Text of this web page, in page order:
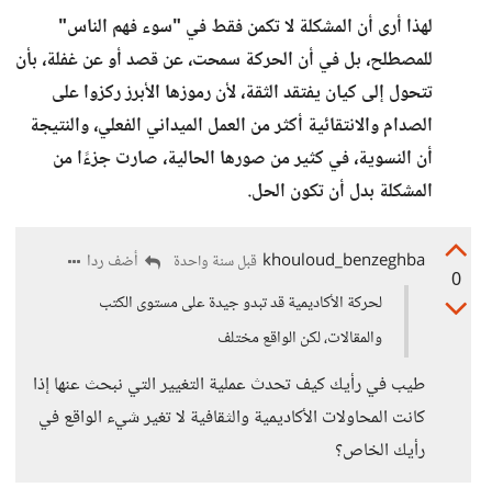
لهذا أرى أن المشكلة لا تكمن فقط في "سوء فهم الناس"
للمصطلح، بل في أن الحركة سمحت، عن قصد أو عن غفلة، بأن
تتحول إلى كيان يفتقد الثقة، لأن رموزها الأبرز ركزوا على
الصدام والانتقائية أكثر من العمل الميداني الفعلي، والنتيجة
أن النسوية، في كثير من صورها الحالية، صارت جزءًا من
المشكلة بدل أن تكون الحل.
0
khouloud_benzeghba قبل سنة واحدة
أضف ردا
لحركة الأكاديمية قد تبدو جيدة على مستوى الكتب
والمقالات، لكن الواقع مختلف
طيب في رأيك كيف تحدث عملية التغيير التي نبحث عنها إذا
كانت المحاولات الأكاديمية والثقافية لا تغير شيء الواقع في
رأيك الخاص؟